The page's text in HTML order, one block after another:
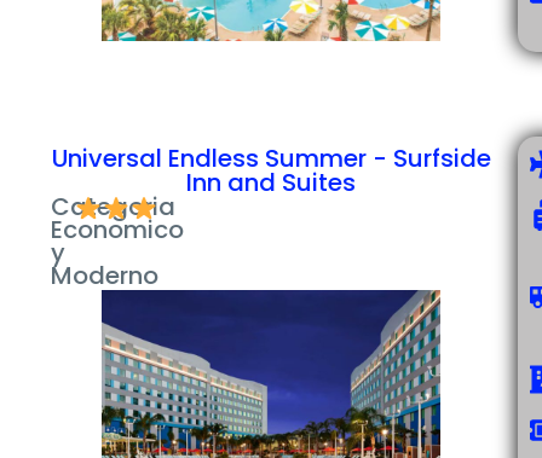
Universal Endless Summer - Surfside
Inn and Suites
Categoria
Economico
y
Moderno